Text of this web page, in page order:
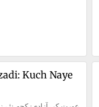
Kuch Naye